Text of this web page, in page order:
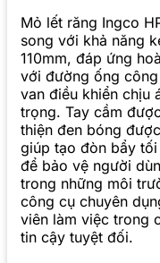
Mỏ lết răng Ingco
song với khả năng
110mm, đáp ứng
với đường ống
van điều khiển chịu
trọng. Tay cầm
thiện đen bóng
giúp tạo đòn bẩy
để bảo vệ người
trong những môi
công cụ chuyên
viên làm việc trong
tin cậy tuyệt đối.